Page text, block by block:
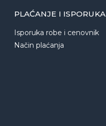
PLAĆANJE I ISPORUKA
Isporuka robe i cenovnik
Način plaćanja